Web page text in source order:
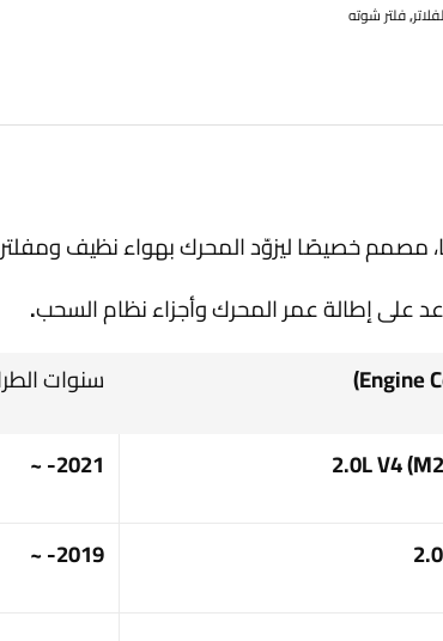
,فلتر شوته
مصمم خصيصًا ليزوّد المحرك بهواء نظيف
على إطالة عمر المحرك وأجزاء نظام السحب.
سنوات
2.0L V4
2021- ~
2019- ~